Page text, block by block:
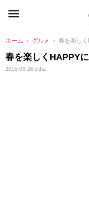
ホーム ＞ グルメ ＞ 春を楽し
春を楽しくHAPPY
2015-03-26eltha